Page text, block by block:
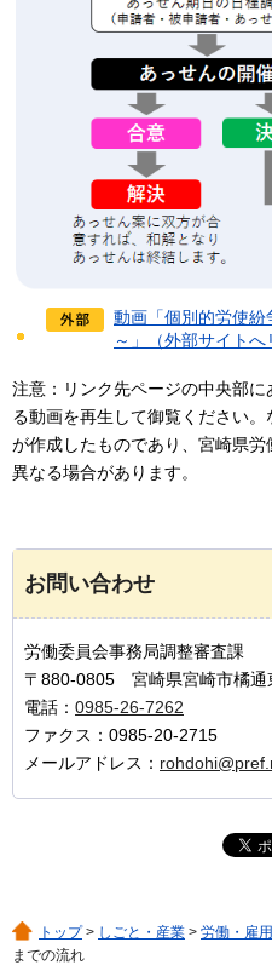
動画「個別的労使紛
～」（外部サイトへ
注意：リンク先ページの中央部
る動画を再生して御覧ください
が作成したものであり、宮崎県
異なる場合があります。
お問い合わせ
労働委員会事務局調整審査課
〒880-0805 宮崎県宮崎市橘通
電話： 0985-26-7262
ファクス：0985-20-2715
メールアドレス：
トップ> しごと・産業 > 労働・雇用
までの流れ